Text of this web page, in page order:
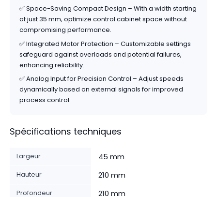
✅ Space-Saving Compact Design – With a width starting
at just 35 mm, optimize control cabinet space without
compromising performance.
✅ Integrated Motor Protection – Customizable settings
safeguard against overloads and potential failures,
enhancing reliability.
✅ Analog Input for Precision Control – Adjust speeds
dynamically based on external signals for improved
process control.
Spécifications techniques
Largeur 45 mm
Hauteur 210 mm
Profondeur 210 mm